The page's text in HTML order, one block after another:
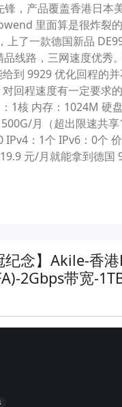
，产品覆盖香港日本
里面算是很炸裂
上了一款德国新品
线路，三网速度优秀
到 9929 优化回程的
回程速度有一定要求
1核 内存：1024M 硬
月（超出限速共享
IPv4：1个 IPv6：0个
元/月就能拿到德国
纪念】Akile-香
2Gbps带宽-